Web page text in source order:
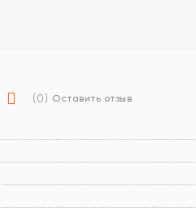
(0) Оставить отзыв